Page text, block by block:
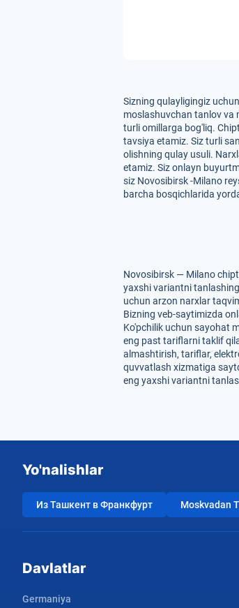
Sizning qulayligingiz
moslashuvchan tanlov va
turli omillarga bog'liq.
tavsiya etamiz. Siz turli
olishning qulay usuli.
etamiz. Siz onlayn
siz Novosibirsk -Milano
barcha bosqichlarida
Novosibirsk — Milano
yaxshi variantni
uchun arzon narxlar
Bizning veb-saytimizda
Ko'pchilik uchun sayohat
eng past tariflarni taklif
almashtirish, tariflar,
quvvatlash xizmatiga
eng yaxshi variantni
Yo'nalishlar
Из Ташкент в Франкфурт Moskvadan
Davlatlar
Germaniya